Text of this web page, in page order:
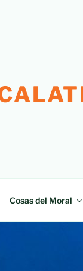
Cosas del Moral